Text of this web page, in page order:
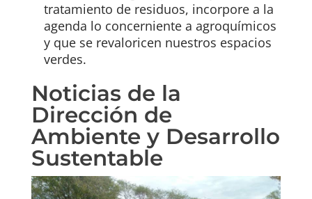
tratamiento de residuos, incorpore a la
agenda lo concerniente a agroquímicos
y que se revaloricen nuestros espacios
verdes.
Noticias de la
Dirección de
Ambiente y Desarrollo
Sustentable